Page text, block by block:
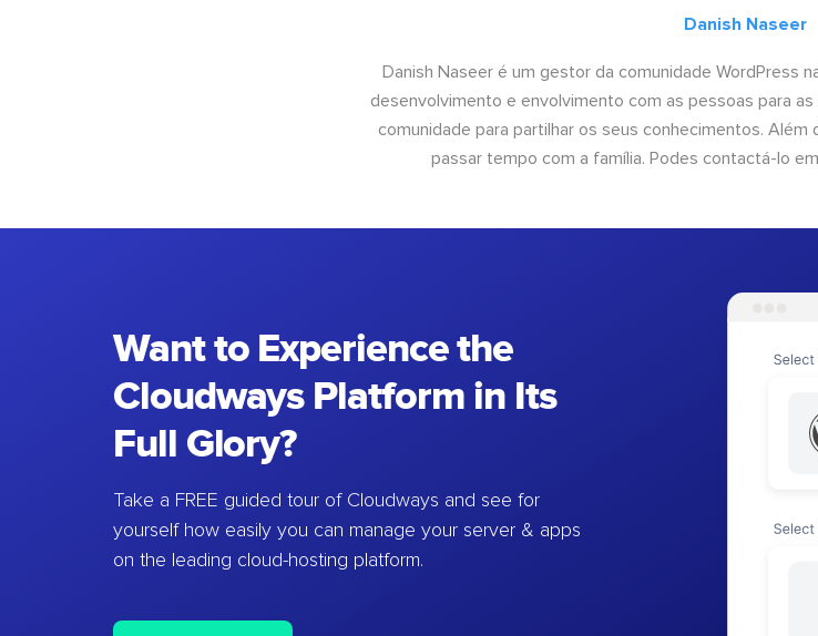
Danish Naseer
Danish Naseer é um gestor da comunidade WordPress
desenvolvimento e envolvimento com as pessoas para
comunidade para partilhar os seus conhecimentos. Além
passar tempo com a família. Podes contactá-lo em
Want to Experience the
Cloudways Platform in Its
Full Glory?
Take a FREE guided tour of Cloudways and see for
yourself how easily you can manage your server & apps
on the leading cloud-hosting platform.